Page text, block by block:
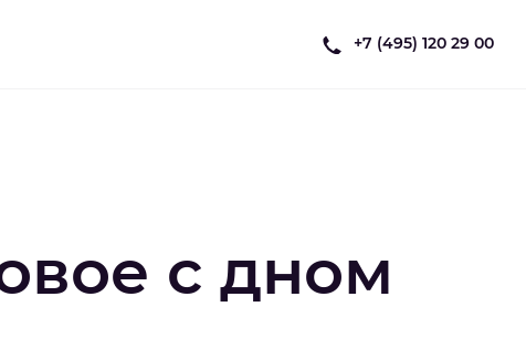
+7 (495) 120 29 00
с дном